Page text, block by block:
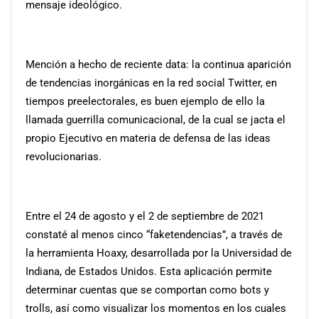
mensaje ideológico.
Mención a hecho de reciente data: la continua aparición
de tendencias inorgánicas en la red social Twitter, en
tiempos preelectorales, es buen ejemplo de ello la
llamada guerrilla comunicacional, de la cual se jacta el
propio Ejecutivo en materia de defensa de las ideas
revolucionarias.
Entre el 24 de agosto y el 2 de septiembre de 2021
constaté al menos cinco “faketendencias”, a través de
la herramienta Hoaxy, desarrollada por la Universidad de
Indiana, de Estados Unidos. Esta aplicación permite
determinar cuentas que se comportan como bots y
trolls, así como visualizar los momentos en los cuales